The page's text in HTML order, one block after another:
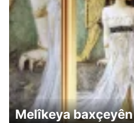
Melîkeya